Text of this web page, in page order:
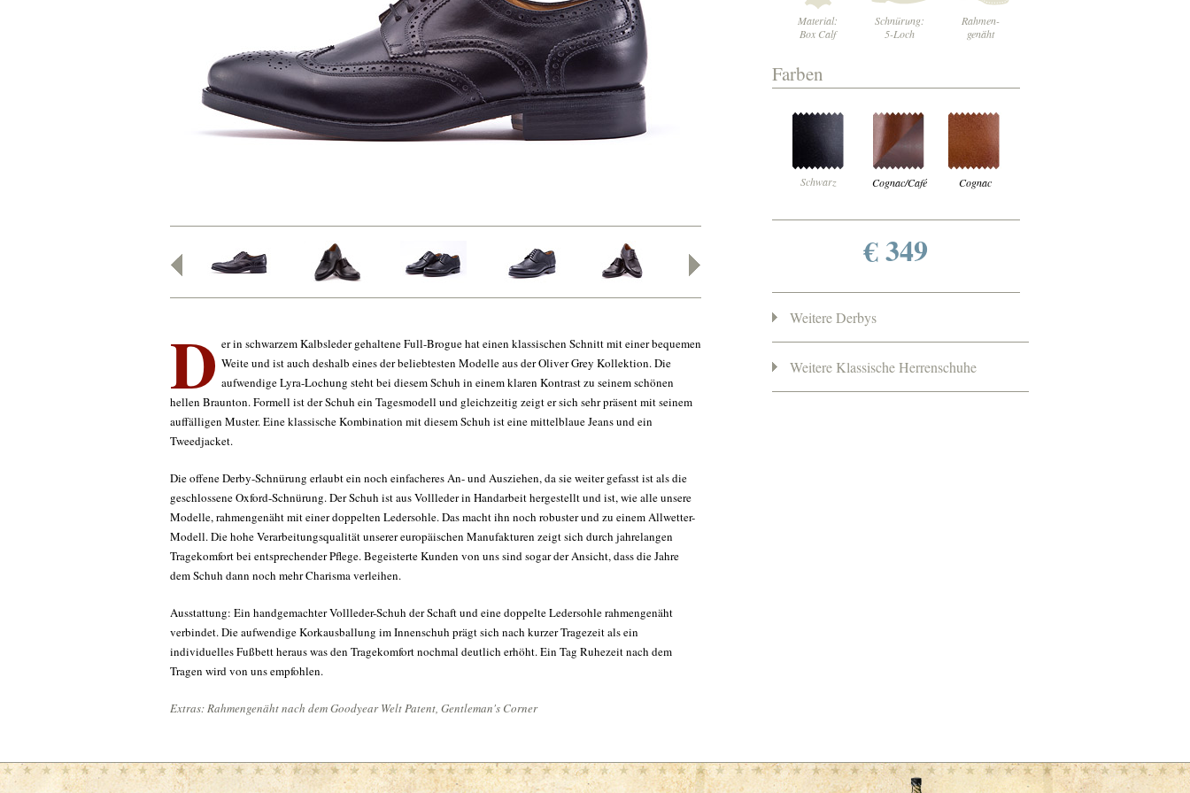
Material:
Box Calf
Schnürung:
5-Loch
Rahmen-
genäht
Farben
Schwarz Cognac/Café Cognac
€ 349
Weitere Derbys
Weitere Klassische Herrenschuhe
D er in schwarzem Kalbsleder gehaltene Full-Brogue hat einen klassischen Schnitt mit einer bequemen
Weite und ist auch deshalb eines der beliebtesten Modelle aus der Oliver Grey Kollektion. Die
aufwendige Lyra-Lochung steht bei diesem Schuh in einem klaren Kontrast zu seinem schönen
hellen Braunton. Formell ist der Schuh ein Tagesmodell und gleichzeitig zeigt er sich sehr präsent mit seinem
auffälligen Muster. Eine klassische Kombination mit diesem Schuh ist eine mittelblaue Jeans und ein
Tweedjacket.
Die offene Derby-Schnürung erlaubt ein noch einfacheres An- und Ausziehen, da sie weiter gefasst ist als die
geschlossene Oxford-Schnürung. Der Schuh ist aus Vollleder in Handarbeit hergestellt und ist, wie alle unsere
Modelle, rahmengenäht mit einer doppelten Ledersohle. Das macht ihn noch robuster und zu einem Allwetter-
Modell. Die hohe Verarbeitungsqualität unserer europäischen Manufakturen zeigt sich durch jahrelangen
Tragekomfort bei entsprechender Pflege. Begeisterte Kunden von uns sind sogar der Ansicht, dass die Jahre
dem Schuh dann noch mehr Charisma verleihen.
Ausstattung: Ein handgemachter Vollleder-Schuh der Schaft und eine doppelte Ledersohle rahmengenäht
verbindet. Die aufwendige Korkausballung im Innenschuh prägt sich nach kurzer Tragezeit als ein
individuelles Fußbett heraus was den Tragekomfort nochmal deutlich erhöht. Ein Tag Ruhezeit nach dem
Tragen wird von uns empfohlen.
Extras: Rahmengenäht nach dem Goodyear Welt Patent, Gentleman's Corner